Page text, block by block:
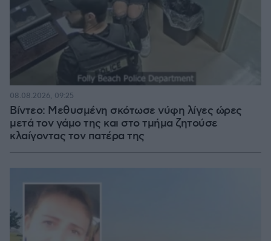
Βίντεο: Μεθυσμένη σκότωσε νύφη λίγες ώρες
μετά τον γάμο της και στο τμήμα ζητούσε
κλαίγοντας τον πατέρα της
08.08.2026, 09:25